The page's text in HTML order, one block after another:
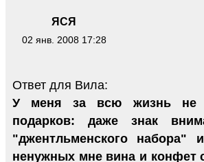
ЯСЯ
02 янв. 2008 17:28
Ответ для Вила:
У меня за всю жизнь не
подарков: даже знак
"джентльменского набора"
ненужных мне вина и конфет